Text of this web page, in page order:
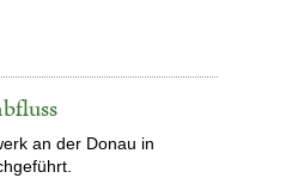
an der Donau in